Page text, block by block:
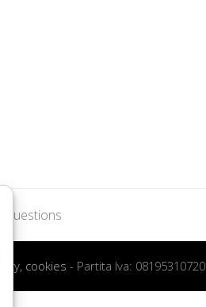
Questions
cookies - Partita Iva: 08195310720